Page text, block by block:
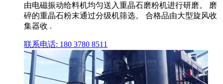
由电磁振动给料机均匀送入重晶石磨粉机进行研磨。 磨
碎的重晶石粉末通过分级机筛选。 合格品由大型旋风收
集器收 .
联系电话: 180 3780 8511